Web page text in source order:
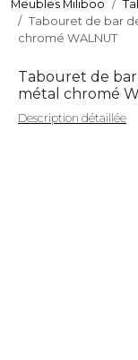
Meubles Miliboo
Tabouret de bar
chromé WALNUT
Tabouret de
métal chromé
Description détaillée